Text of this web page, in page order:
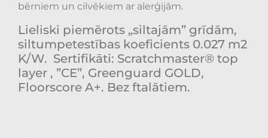
bērniem un cilvēkiem ar alerģijām.
Lieliski piemērots „siltajām” grīdām,
siltumpetestības koeficients 0.027 m2
K/W. Sertifikāti: Scratchmaster® top
layer , ”CE”, Greenguard GOLD,
Floorscore A+. Bez ftalātiem.